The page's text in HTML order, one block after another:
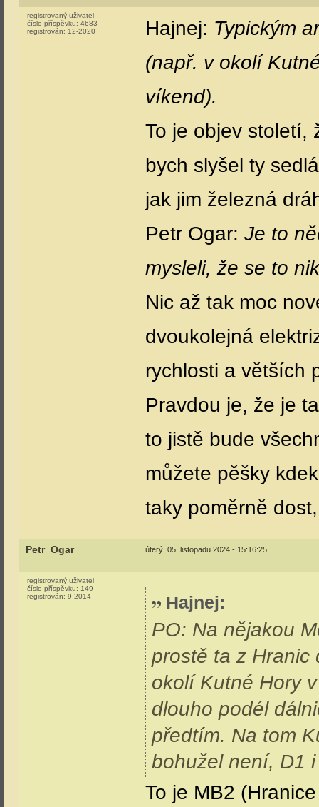
registrovaný uživatel
číslo příspěvku: 4683
registrován: 12-2020 Hajnej: Typickým
(např. v okolí
víkend).
To je objev století,
bych slyšel ty
jak jim železná
Petr Ogar: Je to
mysleli, že se to
Nic až tak moc
dvoukolejná
rychlosti a větších
Pravdou je, že je
to jistě bude
můžete pěšky
taky poměrně
Petr_Ogar úterý, 05. listopadu 2024 - 15:16:25
registrovaný uživatel
číslo příspěvku: 149
registrován: 9-2014 Hajnej:
PO: Na nějakou
prostě ta z Hranic
okolí Kutné Hory
dlouho podél
předtím. Na tom
bohužel není, D1
To je MB2